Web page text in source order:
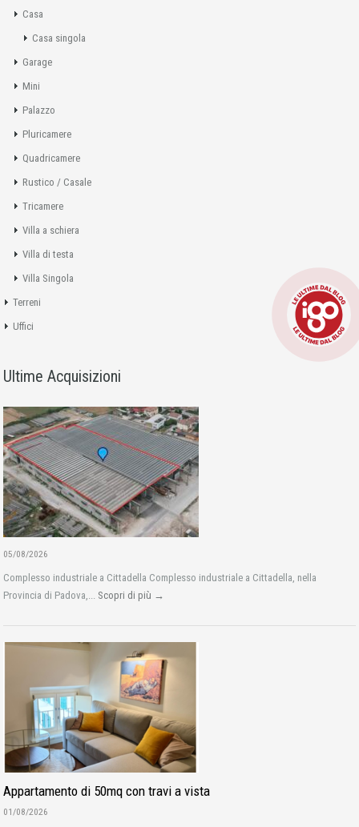
Casa
Casa singola
Garage
Mini
Palazzo
Pluricamere
Quadricamere
Rustico / Casale
Tricamere
Villa a schiera
Villa di testa
Villa Singola
Terreni
Uffici
Ultime Acquisizioni
05/08/2026
Complesso industriale a Cittadella Complesso industriale a Cittadella, nella
Provincia di Padova,... Scopri di più →
Appartamento di 50mq con travi a vista
01/08/2026